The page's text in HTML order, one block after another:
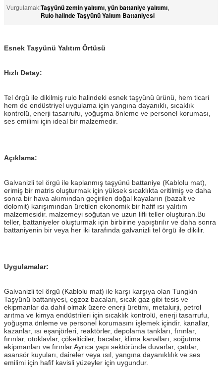
Vurgulamak:Taşyünü zemin yalıtımı, yün battaniye yalıtımı,
Rulo halinde Taşyünü Yalıtım Battaniyesi
Esnek Taşyünü Yalıtım Örtüsü
Hızlı Detay:
Tel örgü ile dikilmiş rulo halindeki esnek taşyünü ürünü, hem ticari
hem de endüstriyel uygulama için yangına dayanıklı, sıcaklık
kontrolü, enerji tasarrufu, yoğuşma önleme ve personel koruması,
ses emilimi için ideal bir malzemedir.
Açıklama:
Galvanizli tel örgü ile kaplanmış taşyünü battaniye (Kablolu mat),
erimiş bir matris oluşturmak için yüksek sıcaklıkta eritilmiş ve daha
sonra bir hava akımından geçirilen doğal kayaların (bazalt ve
dolomit) karışımından üretilen ekonomik bir hafif ısı yalıtım
malzemesidir. malzemeyi soğutan ve uzun lifli teller oluşturan.Bu
teller, battaniyeler oluşturmak için birbirine yapıştırılır ve daha sonra
battaniyenin bir veya her iki tarafında galvanizli tel örgü ile dikilir.
Uygulamalar:
Galvanizli tel örgü (Kablolu mat) ile karşı karşıya olan Tungkin
Taşyünü battaniyesi, egzoz bacaları, sıcak gaz gibi tesis ve
ekipmanlar da dahil olmak üzere enerji üretimi, metalurji, petrol
arıtma ve kimya endüstrileri için sıcaklık kontrolü, enerji tasarrufu,
yoğuşma önleme ve personel korumasını işlemek içindir. kanallar,
kazanlar, ısı eşanjörleri, reaktörler, depolama tankları, fırınlar,
fırınlar, otoklavlar, çökelticiler, bacalar, klima kanalları, soğutma
ekipmanları ve fırınlar.Ayrıca yapı sektöründe duvarlar, çatılar,
asansör kuyuları, daireler veya ısıl, yangına dayanıklılık ve ses
emilimi için hafif kavisli yüzeyler için uygundur.